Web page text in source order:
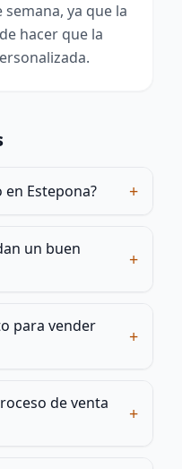
ya que la
hacer que la
Estepona? +
un buen
+
para vender
+
de venta
+